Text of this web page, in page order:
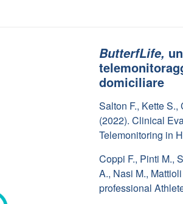
ButterfLife,
domiciliare
Salton F., Kette
(2022). Clinical
Telemonitoring in
Coppi F., Pinti M.,
A., Nasi M.,
professional